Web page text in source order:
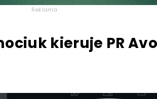
Reklama
kieruje PR